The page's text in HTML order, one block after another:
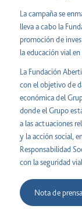
La campaña se
lleva a cabo la
promoción de
la educación vial
La Fundación
con el objetivo de
económica del
donde el Grupo
a las actuaciones
y la acción social,
Responsabilidad
con la seguridad
Nota de prensa